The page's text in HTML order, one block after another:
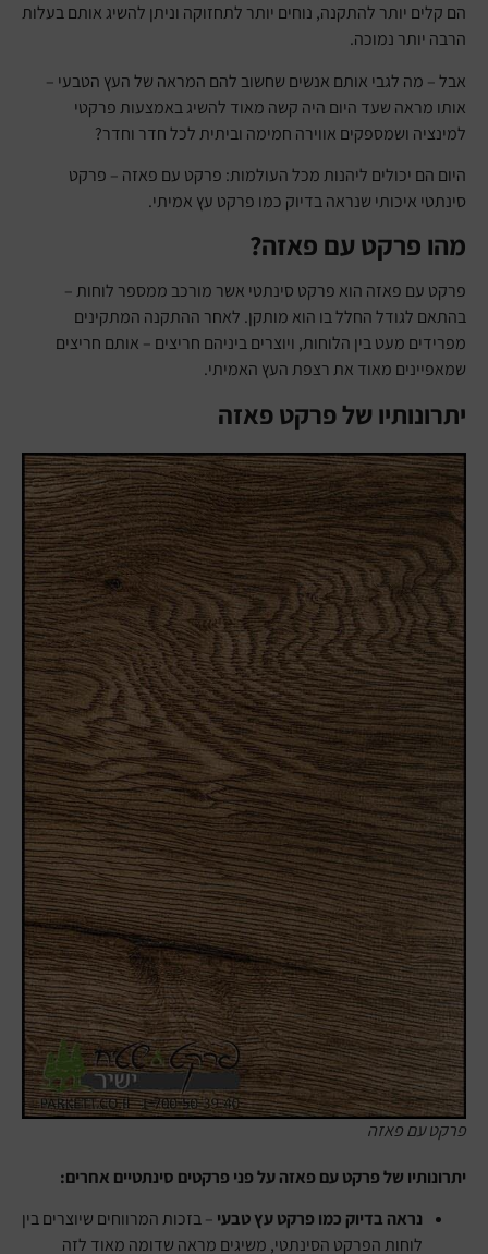
הם קלים יותר להתקנה, נוחים יותר לתחזוקה וניתן להשיג אותם בעלות
הרבה יותר נמוכה.
אבל – מה לגבי אותם אנשים שחשוב להם המראה של העץ הטבעי –
אותו מראה שעד היום היה קשה מאוד להשיג באמצעות פרקטי
למינציה ושמספקים אווירה חמימה וביתית לכל חדר וחדר?
היום הם יכולים ליהנות מכל העולמות: פרקט עם פאזה – פרקט
סינתטי איכותי שנראה בדיוק כמו פרקט עץ אמיתי.
מהו פרקט עם פאזה?
פרקט עם פאזה הוא פרקט סינתטי אשר מורכב ממספר לוחות –
בהתאם לגודל החלל בו הוא מותקן. לאחר ההתקנה המתקינים
מפרידים מעט בין הלוחות, ויוצרים ביניהם חריצים – אותם חריצים
שמאפיינים מאוד את רצפת העץ האמיתי.
יתרונותיו של פרקט פאזה
פרקט עם פאזה
יתרונותיו של פרקט עם פאזה על פני פרקטים סינתטיים אחרים:
נראה בדיוק כמו פרקט עץ טבעי – בזכות המרווחים שיוצרים בין
לוחות הפרקט הסינתטי, משיגים מראה שדומה מאוד לזה